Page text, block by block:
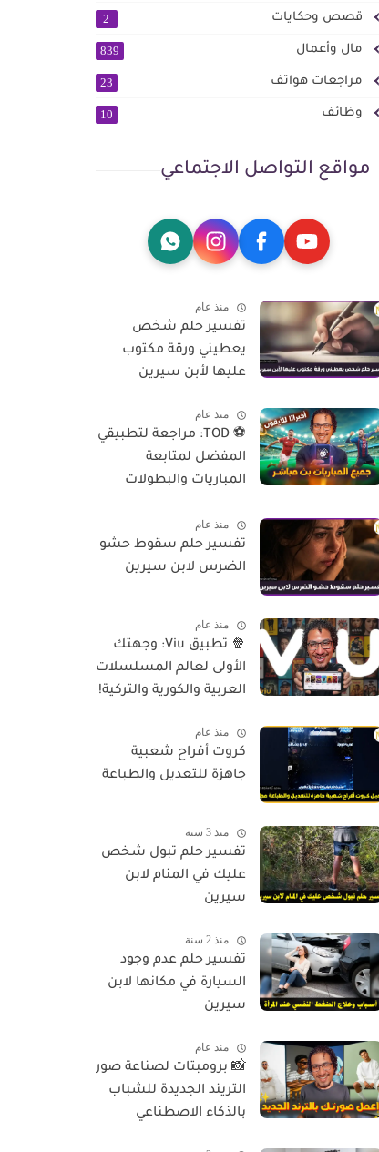
قصص وحكايات 2
مال وأعمال 839
مراجعات هواتف 23
وظائف 10
مواقع التواصل الاجتماعي
منذ عام
تفسير حلم شخص
يعطيني ورقة مكتوب
عليها لأبن سيرين
منذ عام
⚽ TOD: مراجعة لتطبيقي
المفضل لمتابعة
المباريات والبطولات
منذ عام
تفسير حلم سقوط حشو
الضرس لابن سيرين
منذ عام
🍿 تطبيق Viu: وجهتك
الأولى لعالم المسلسلات
العربية والكورية والتركية!
منذ عام
كروت أفراح شعبية
جاهزة للتعديل والطباعة
منذ 3 سنة
تفسير حلم تبول شخص
عليك في المنام لابن
سيرين
منذ 2 سنة
تفسير حلم عدم وجود
السيارة في مكانها لابن
سيرين
منذ عام
📸 برومبتات لصناعة صور
التريند الجديدة للشباب
بالذكاء الاصطناعي